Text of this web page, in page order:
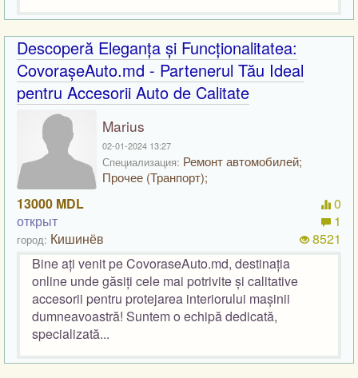
Descoperă Eleganța și Funcționalitatea:
CovorașeAuto.md - Partenerul Tău Ideal
pentru Accesorii Auto de Calitate
Marius
02-01-2024 13:27
Специализация: Ремонт автомобилей;
Прочее (Транпорт);
13000 MDL
открыт
город: Кишинёв
0
1
8521
Bine ați venit pe CovoraseAuto.md, destinația
online unde găsiți cele mai potrivite și calitative
accesorii pentru protejarea interiorului mașinii
dumneavoastră! Suntem o echipă dedicată,
specializată...